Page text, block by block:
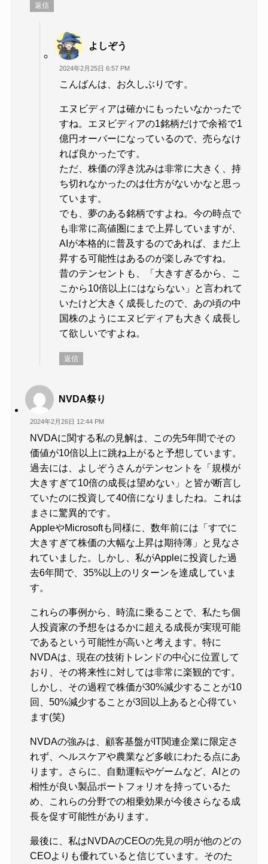
返信
よしぞう
2024年2月25日 6:57 PM
こんばんは、お久しぶりです。
エヌビディアは確かにもったいなかったで
すね。エヌビディアの1銘柄だけで余裕で1
億円オーバーになっているので、売らなけ
れば良かったです。
ただ、株価の浮き沈みは非常に大きく、持
ち切れなかったのは仕方がないかなと思っ
ています。
でも、夢のある銘柄ですよね。今の時点で
も非常に高値圏にまで上昇していますが、
AIが本格的に普及するのであれば、まだ上
昇する可能性はあるのが楽しみですね。
昔のテンセントも、「大きすぎるから、こ
こから10倍以上にはならない」と言われて
いたけど大きく成長したので、あの頃の中
国株のようにエヌビディアも大きく成長し
て欲しいですよね。
返信
NVDA祭り
2024年2月26日 12:44 PM
NVDAに関する私の見解は、この先5年間でその
価値が10倍以上に跳ね上がると予想しています。
過去には、よしぞうさんがテンセントを「規模が
大きすぎて10倍の成長は望めない」と皆が断言し
ていたのに投資して40倍になりましたね。これは
まさに驚異的です。
AppleやMicrosoftも同様に、数年前には「すでに
大きすぎて株価の大幅な上昇は期待薄」と見なさ
れていました。しかし、私がAppleに投資した過
去6年間で、35%以上のリターンを達成していま
す。
これらの事例から、時流に乗ることで、私たち個
人投資家の予想をはるかに超える成長が実現可能
であるという可能性が高いと考えます。特に
NVDAは、現在の技術トレンドの中心に位置して
おり、その将来性に対しては非常に楽観的です。
しかし、その過程で株価が30%減少することが10
回、50%減少することが3回以上あると心得てい
ます(笑)
NVDAの強みは、顧客基盤がIT関連企業に限定さ
れず、ヘルスケアや農業など多岐にわたる点にあ
ります。さらに、自動運転やゲームなど、AIとの
相性が良い製品ポートフォリオを持っているた
め、これらの分野での相乗効果が今後さらなる成
長を促す可能性があります。
最後に、私はNVDAのCEOの先見の明が他のどの
CEOよりも優れていると信じています。そのた